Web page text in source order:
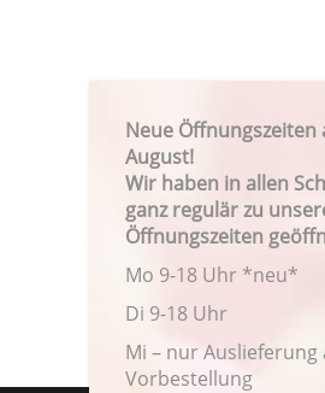
Neue Öffnungszeiten
August!
Wir haben in allen
ganz regulär zu
Öffnungszeiten
Mo 9-18 Uhr *neu*
Di 9-18 Uhr
Mi – nur Auslieferung
Vorbestellung